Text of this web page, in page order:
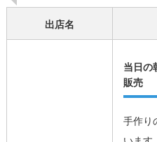
出店名
当日の
販売
手作り